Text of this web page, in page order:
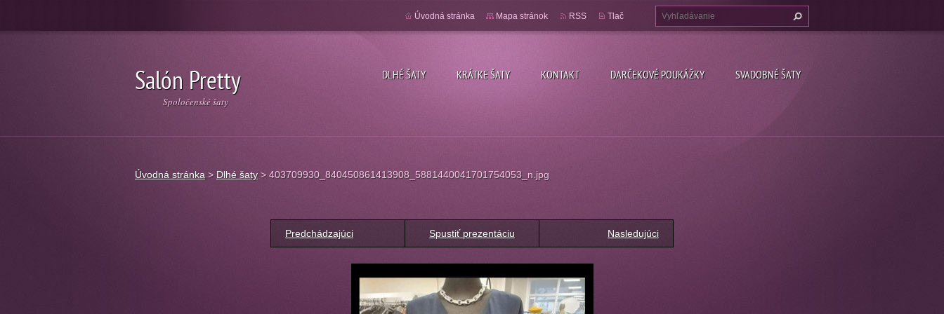
Salón Pretty
Spoločenské šaty
DLHÉ ŠATY KRÁTKE ŠATY KONTAKT DARČEKOVÉ POUKÁŽKY SVADOBNÉ ŠATY
Úvodná stránka Mapa stránok RSS Tlač
Úvodná stránka > Dlhé šaty >403709930_840450861413908_5881440041701754053_n.jpg
Predchádzajúci Spustiť prezentáciu Nasledujúci